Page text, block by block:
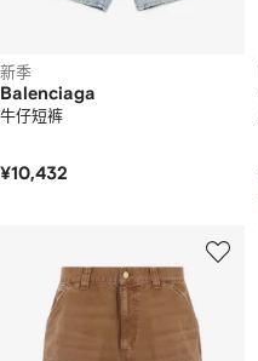
新季
Balenciaga
牛仔短裤
¥10,432